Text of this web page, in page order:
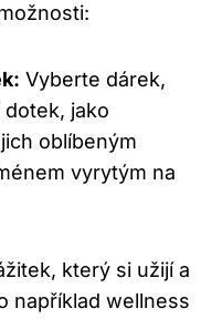
Vyberte dárek,
jako
oblíbeným
vyrytým na
který si užijí a
například wellness